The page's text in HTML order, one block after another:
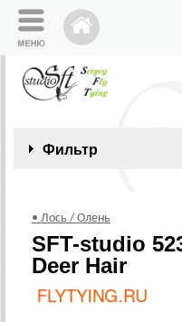
Фильтр
• Лось / Олень
SFT-studio
Deer Hair